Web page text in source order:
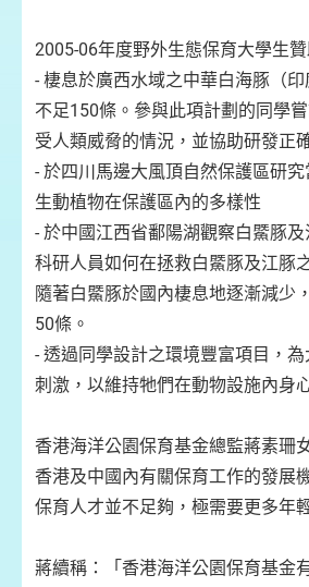
2005-06年度野外生態保育大學生贊
- 棲息於廣西水域之中華白海豚（印
不足150條。參與此項計劃的同學
受人類威脅的情況，並協助研發正
- 於四川馬邊大風頂自然保護區研
生動植物在保護區內的多樣性
- 於中國江西省鄱陽湖觀察白鱀豚
科研人員如何在拯救白鱀豚及江豚
隨著白鱀豚於國內棲息地逐漸減少
50條。
- 透過同學設計之環境豐富項目，
刺激，以維持牠們在動物設施內身
香港海洋公園保育基金總監蔣素珊
香港及中國內有關保育工作的發展
保育人才並不足夠，極需要更多年
蔣續稱：「香港海洋公園保育基金